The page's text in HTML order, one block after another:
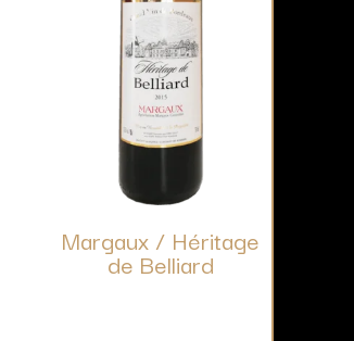
Margaux / Héritage
de Belliard